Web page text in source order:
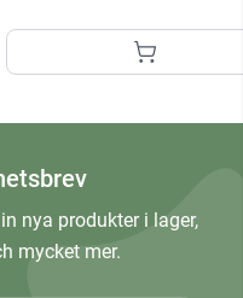
nya produkter i lager,
mycket mer.